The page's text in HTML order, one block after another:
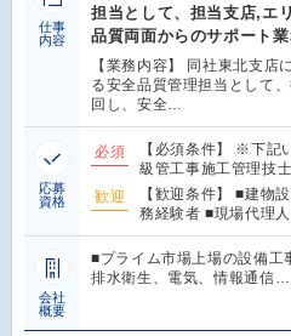
仕事
内容
担当として、担当支店,エ
品質両面からのサポート
【業務内容】 同社東北支店
る安全品質管理担当として
回し、安全…
応募
資格
必須
【必須条件】 ※下記
級管工事施工管理技
歓迎
【歓迎条件】 ■建物
務経験者 ■現場代理
会社
概要
■プライム市場上場の設備工
排水衛生、電気、情報通信…